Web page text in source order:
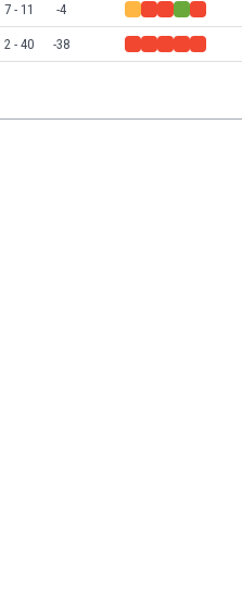
7 - 11 -4
2 - 40 -38